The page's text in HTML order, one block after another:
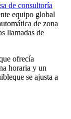
de consultoría
equipo global
de zona
llamadas de
ofrecía
horaria y un
que se ajusta a